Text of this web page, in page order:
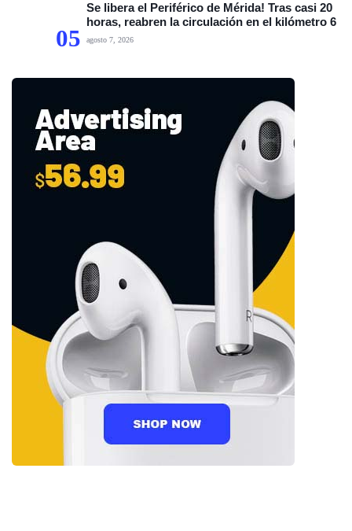
05
Se libera el Periférico de Mérida! Tras casi 20
horas, reabren la circulación en el kilómetro 6
agosto 7, 2026